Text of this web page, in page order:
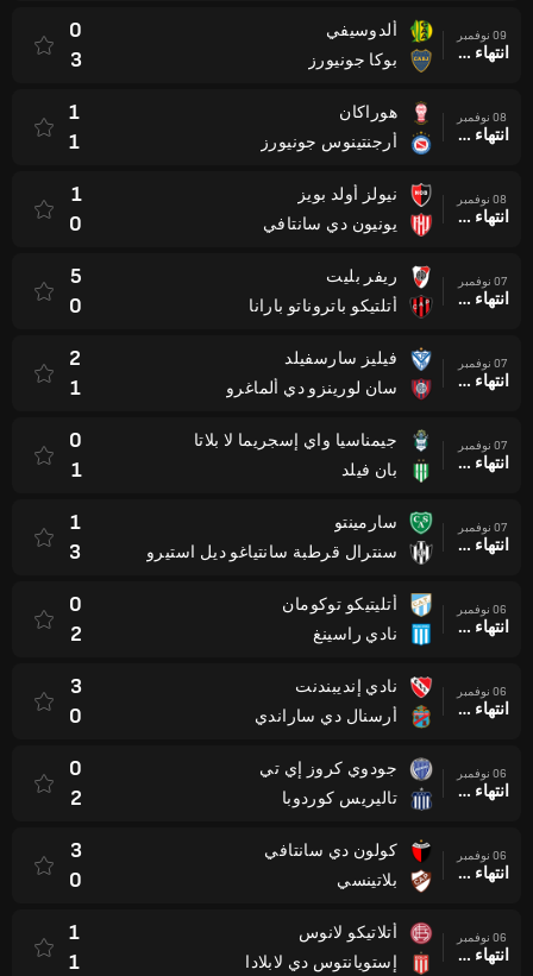
09 نوفمبر
انتهاء وقت المباراة
ألدوسيفي
بوكا جونيورز
0
3
08 نوفمبر
انتهاء وقت المباراة
هوراكان
أرجنتينوس جونيورز
1
1
08 نوفمبر
انتهاء وقت المباراة
نيولز أولد بويز
يونيون دي سانتافي
1
0
07 نوفمبر
انتهاء وقت المباراة
ريفر بليت
أتلتيكو باتروناتو بارانا
5
0
07 نوفمبر
انتهاء وقت المباراة
فيليز سارسفيلد
سان لورينزو دي ألماغرو
2
1
07 نوفمبر
انتهاء وقت المباراة
جيمناسيا واي إسجريما لا بلاتا
بان فيلد
0
1
07 نوفمبر
انتهاء وقت المباراة
سارمينتو
سنترال قرطبة سانتياغو ديل استيرو
1
3
06 نوفمبر
انتهاء وقت المباراة
أتليتيكو توكومان
نادي راسينغ
0
2
06 نوفمبر
انتهاء وقت المباراة
نادي إنديبندنت
أرسنال دي ساراندي
3
0
06 نوفمبر
انتهاء وقت المباراة
جودوي كروز إي تي
تاليريس كوردوبا
0
2
06 نوفمبر
انتهاء وقت المباراة
كولون دي سانتافي
بلاتينسي
3
0
06 نوفمبر
انتهاء وقت المباراة
أتلاتيكو لانوس
إستويانتوس دي لابلادا
1
1